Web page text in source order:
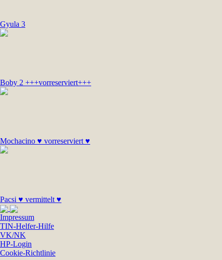
Gyula 3
Boby 2 +++vorreserviert+++
Mochacino ♥ vorreserviert ♥
Pacsi ♥ vermittelt ♥
Impressum
TIN-Helfer-Hilfe
VK/NK
HP-Login
Cookie-Richtlinie